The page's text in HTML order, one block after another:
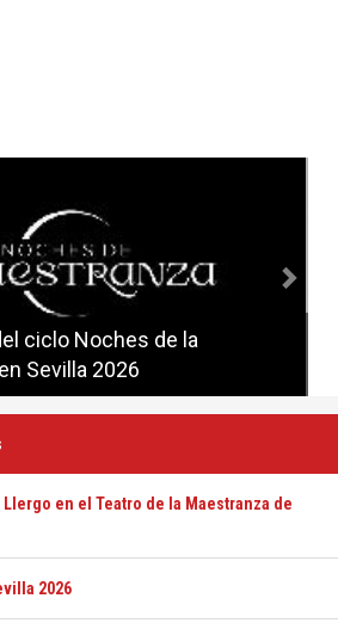
ciclo Noches de la
Sevilla 2026
ciclo Candlelight en
en el Teatro de la Maestranza de
2026